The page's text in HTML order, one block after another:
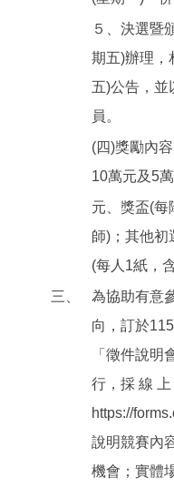
５、決選暨
期五)辦理，
五)公告，並
員。
(四)獎勵內
10萬元及5萬
元、獎盃(每
師)；其他初
(每人1紙，
三、
為協助有意
向，訂於
「徵件說明
行，採 線 上
https://
說明競賽內
機會；實體